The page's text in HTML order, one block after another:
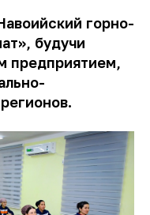
горно-
будучи
предприятием,